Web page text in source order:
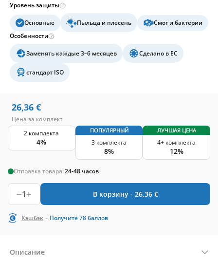
Уровень защиты
Основные Пыльца и плесень
Смог и бактерии
Особенности
Заменять каждые 3–6 месяцев Сделано в ЕС
стандарт ISO
26,36 €
Цена за комплект
2 комплекта
4%
ПОПУЛЯРНЫЙ
3 комплекта
8%
ЛУЧШАЯ ЦЕНА
4+ комплекта
12%
Отправка товара:24-48 часов
1 В корзину - 26,36 €
Кэшбэк - Получите78баллов
Описание